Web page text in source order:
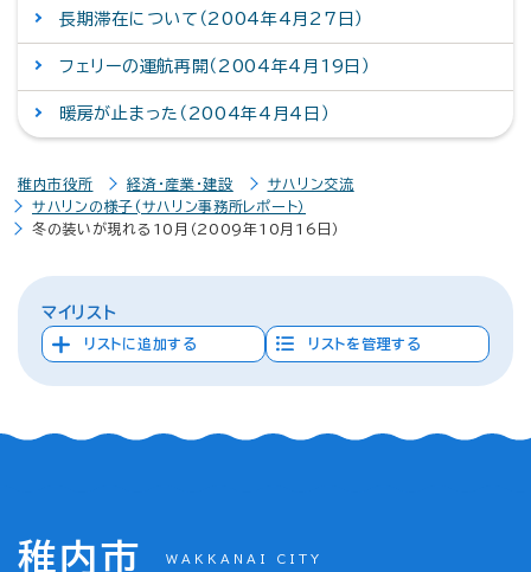
長期滞在について（2004年4月27日）
フェリーの運航再開（2004年4月19日）
暖房が止まった（2004年4月4日）
稚内市役所 経済・産業・建設
サハリン交流
サハリンの様子(サハリン事務所レポート）
冬の装いが現れる10月（2009年10月16日）
マイリスト
リストに追加する リストを管理する
稚内市 WAKKANAI CITY